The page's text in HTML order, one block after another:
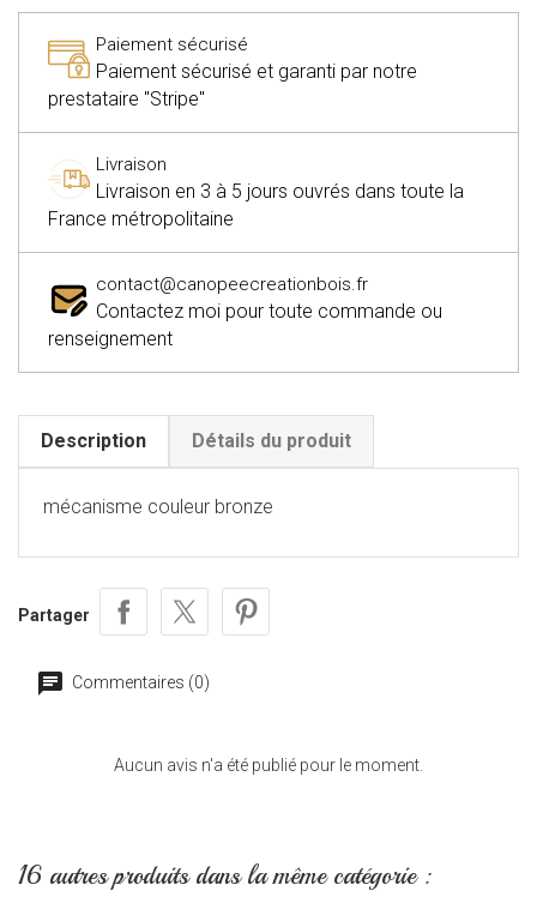
Paiement sécurisé
Paiement sécurisé et garanti par notre
prestataire "Stripe"
Livraison
Livraison en 3 à 5 jours ouvrés dans toute la
France métropolitaine
contact@canopeecreationbois.fr
Contactez moi pour toute commande ou
renseignement
Description Détails du produit
mécanisme couleur bronze
Partager
Commentaires (0)
Aucun avis n'a été publié pour le moment.
16 autres produits dans la même catégorie :